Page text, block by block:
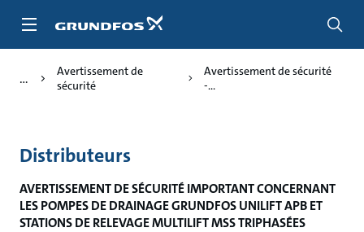
Avertissement de
sécurité
Avertissement de sécurité
-...
Distributeurs
AVERTISSEMENT DE SÉCURITÉ IMPORTANT CONCERNANT
LES POMPES DE DRAINAGE GRUNDFOS UNILIFT APB ET
STATIONS DE RELEVAGE MULTILIFT MSS TRIPHASÉES